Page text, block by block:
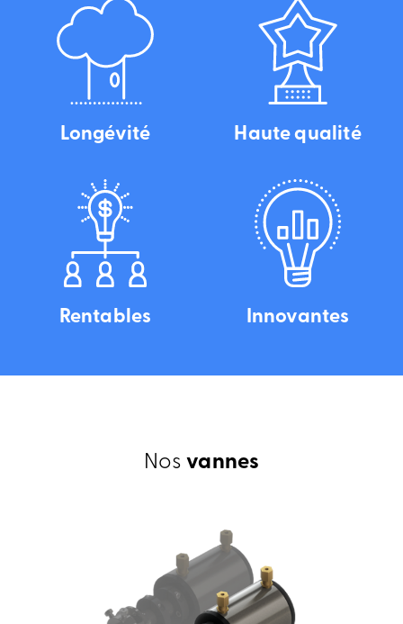
Longévité Haute qualité
Rentables Innovantes
Nosvannes